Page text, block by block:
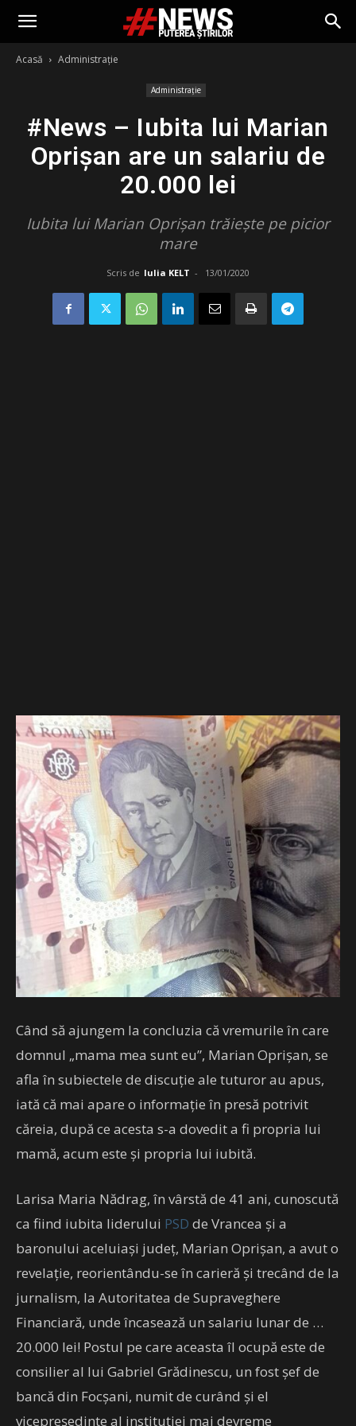
Acasă Administrație
Administrație
#News – Iubita lui Marian
Oprișan are un salariu de
20.000 lei
Iubita lui Marian Oprișan trăiește pe picior
mare
Scris de Iulia KELT - 13/01/2020
Când să ajungem la concluzia că vremurile în care
domnul „mama mea sunt eu”, Marian Oprișan, se
afla în subiectele de discuție ale tuturor au apus,
iată că mai apare o informație în presă potrivit
căreia, după ce acesta s-a dovedit a fi propria lui
mamă, acum este și propria lui iubită.
Larisa Maria Nădrag, în vârstă de 41 ani, cunoscută
ca fiind iubita liderului PSD de Vrancea și a
baronului aceluiași județ, Marian Oprișan, a avut o
revelație, reorientându-se în carieră și trecând de la
jurnalism, la Autoritatea de Supraveghere
Financiară, unde încasează un salariu lunar de …
20.000 lei! Postul pe care aceasta îl ocupă este de
consilier al lui Gabriel Grădinescu, un fost șef de
bancă din Focșani, numit de curând și el
vicepreședinte al instituției mai devreme